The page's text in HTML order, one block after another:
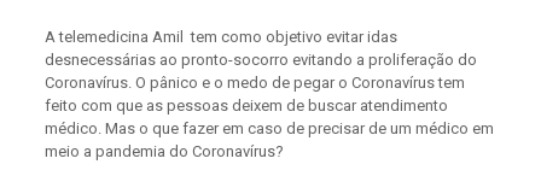
A telemedicina Amil tem como objetivo evitar idas
desnecessárias ao pronto-socorro evitando a proliferação do
Coronavírus. O pânico e o medo de pegar o Coronavírus tem
feito com que as pessoas deixem de buscar atendimento
médico. Mas o que fazer em caso de precisar de um médico em
meio a pandemia do Coronavírus?